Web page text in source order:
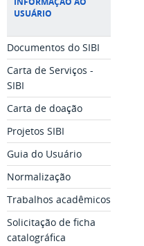
USUÁRIO
Documentos do SIBI
Carta de Serviços -
SIBI
Carta de doação
Projetos SIBI
Guia do Usuário
Normalização
Trabalhos acadêmicos
Solicitação de ficha
catalográfica